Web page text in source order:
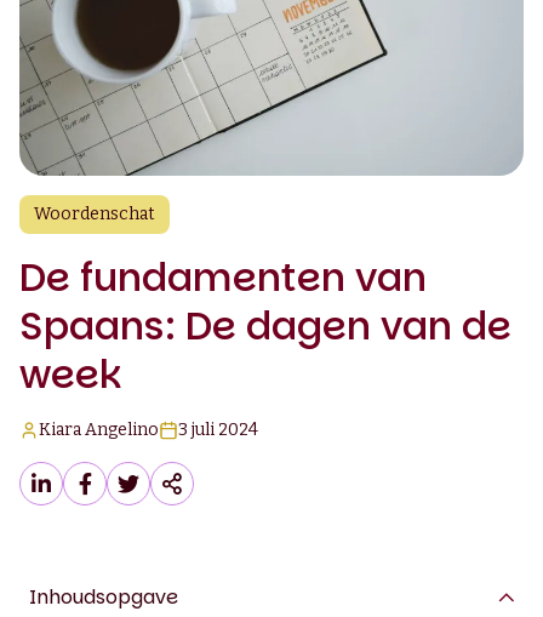
Woordenschat
De fundamenten van
Spaans: De dagen van de
week
Kiara Angelino 3 juli 2024
Inhoudsopgave